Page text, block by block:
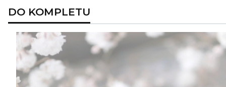
DO KOMPLETU